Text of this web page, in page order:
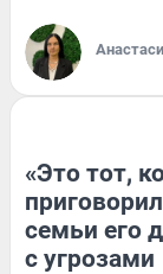
«Это тот,
семьи его
с угрозами